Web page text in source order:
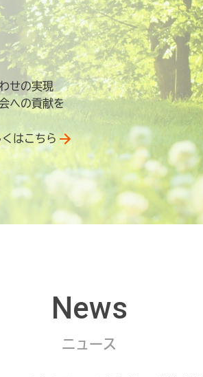
せの実現
への貢献を
はこちら
News
ニュース